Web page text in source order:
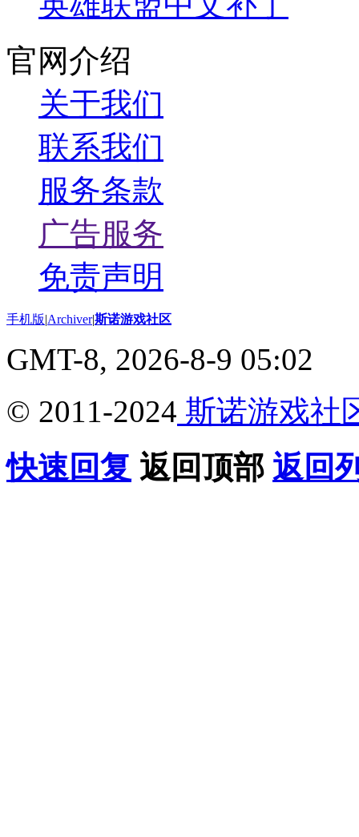
官网介绍
关于我们
联系我们
服务条款
广告服务
免责声明
手机版|Archiver|斯诺游戏社区
GMT-8, 2026-8-9 05:02
© 2011-2024 斯诺游戏社
快速回复 返回顶部 返回